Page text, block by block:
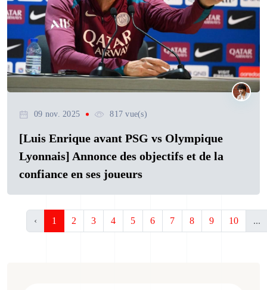
09 nov. 2025 817 vue(s)
[Luis Enrique avant PSG vs Olympique
Lyonnais] Annonce des objectifs et de la
confiance en ses joueurs
‹ 1 2 3 4 5 6 7 8 9 10 ...